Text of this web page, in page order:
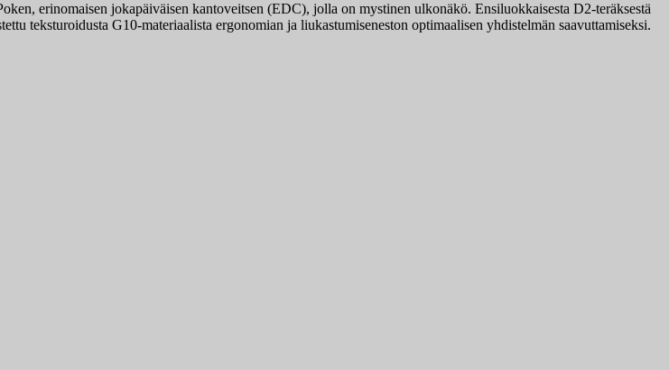
erinomaisen jokapäiväisen kantoveitsen (EDC), jolla on mystinen ulkonäkö. Ensiluokkaisesta D2-teräksestä
teksturoidusta G10-materiaalista ergonomian ja liukastumiseneston optimaalisen yhdistelmän saavuttamiseksi.